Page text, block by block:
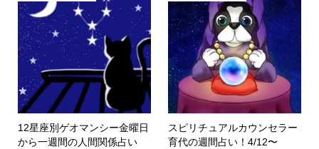
12星座別ゲオマンシー金曜日
から一週間の人間関係占い
スピリチュアルカウンセラー
育代の週間占い！4/12〜